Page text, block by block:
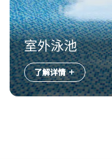
室外泳池
了解详情